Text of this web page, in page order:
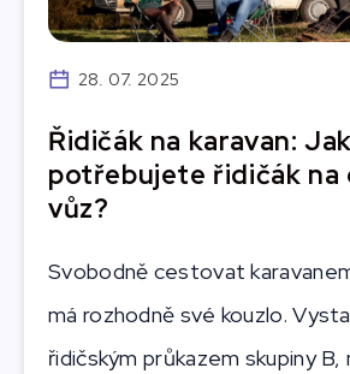
28. 07. 2025
Řidičák na karavan:
potřebujete řidičák na
vůz?
Svobodně cestovat
má rozhodně své kouzlo.
řidičským průkazem skupiny B,